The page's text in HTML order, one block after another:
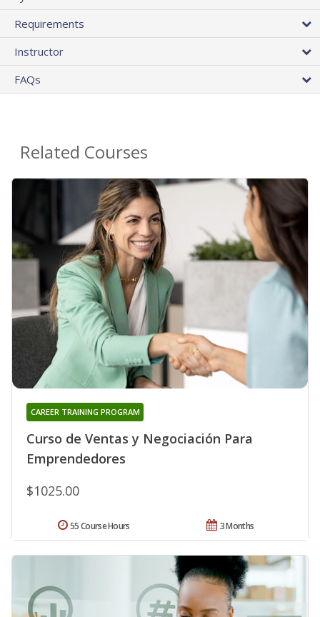
Requirements
Instructor
FAQs
Related Courses
Curso de Ventas y Negociación Para
Emprendedores
CAREER TRAINING PROGRAM
$1025.00
3 Months
55 Course Hours